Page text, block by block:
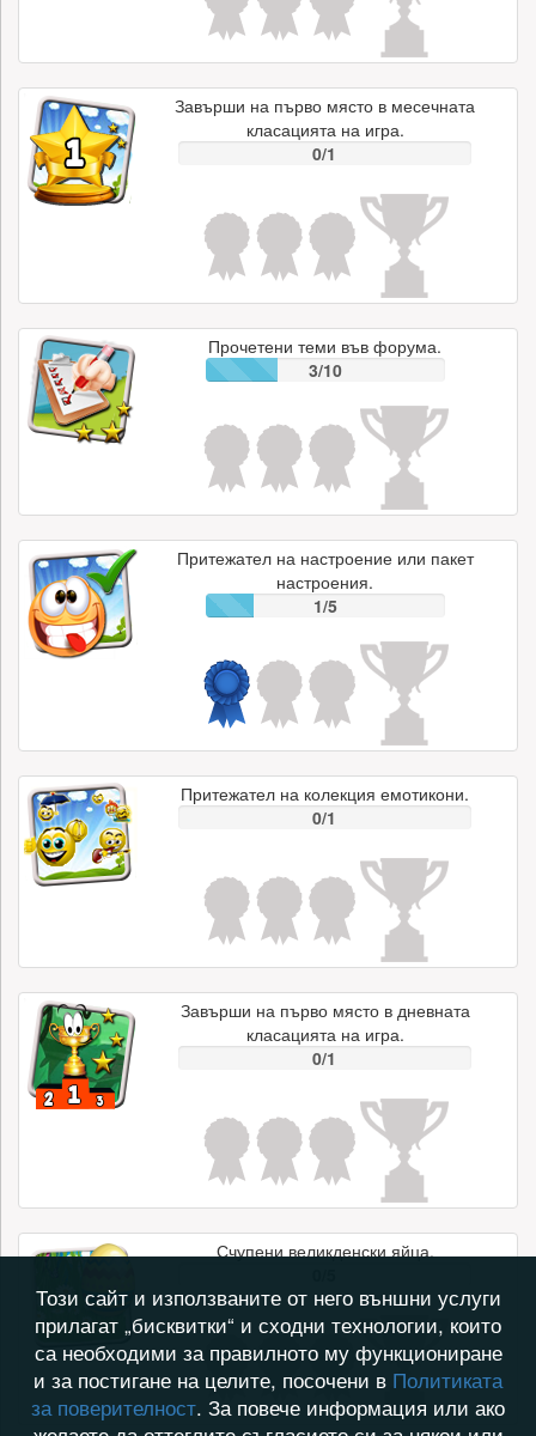
Завърши на първо място в месечната
класацията на игра.
0/1
Прочетени теми във форума.
3/10
Притежател на настроение или пакет
настроения.
1/5
Притежател на колекция емотикони.
0/1
Завърши на първо място в дневната
класацията на игра.
0/1
Счупени великденски яйца.
Този сайт и използваните от него външни услуги
прилагат „бисквитки“ и сходни технологии, които
са необходими за правилното му функциониране
и за постигане на целите, посочени в Политиката
за поверителност. За повече информация или ако